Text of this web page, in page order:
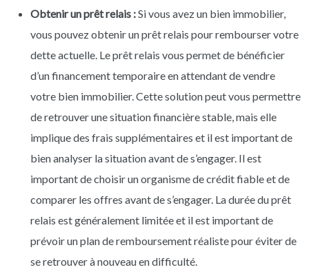
Obtenir un prêt relais :Si vous avez un bien immobilier,
vous pouvez obtenir un prêt relais pour rembourser votre
dette actuelle. Le prêt relais vous permet de bénéficier
d’un financement temporaire en attendant de vendre
votre bien immobilier. Cette solution peut vous permettre
de retrouver une situation financière stable, mais elle
implique des frais supplémentaires et il est important de
bien analyser la situation avant de s’engager. Il est
important de choisir un organisme de crédit fiable et de
comparer les offres avant de s’engager. La durée du prêt
relais est généralement limitée et il est important de
prévoir un plan de remboursement réaliste pour éviter de
se retrouver à nouveau en difficulté.